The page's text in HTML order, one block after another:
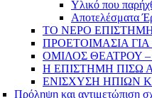
Υλικό που
Αποτελέσματα
ΤΟ ΝΕΡΟ
ΠΡΟΕΤΟΙΜΑΣΙΑ
ΟΜΙΛΟΣ ΘΕΑΤΡΟΥ –
Η ΕΠΙΣΤΗΜΗ ΠΙΣΩ
ΕΝΙΣΧΥΣΗ ΗΠΙΩΝ
Πρόληψη και αντιμετώπιση